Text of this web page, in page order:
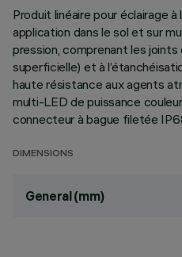
Produit linéaire pour éclairage
application dans le sol et sur
pression, comprenant les
superficielle) et à
haute résistance aux agents
multi-LED de puissance
connecteur à bague filetée
DIMENSIONS
General (mm)